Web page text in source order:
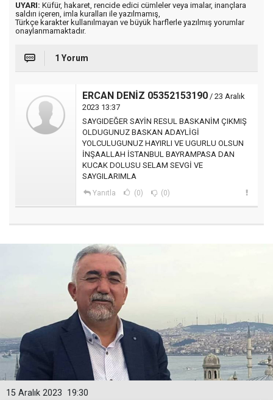
UYARI: Küfür, hakaret, rencide edici cümleler veya imalar, inançlara
saldırı içeren, imla kuralları ile yazılmamış,
Türkçe karakter kullanılmayan ve büyük harflerle yazılmış yorumlar
onaylanmamaktadır.
1 Yorum
ERCAN DENİZ 05352153190 / 23 Aralık
2023 13:37
SAYGIDEĞER SAYİN RESUL BASKANİM ÇIKMIŞ
OLDUGUNUZ BASKAN ADAYLİGİ
YOLCULUGUNUZ HAYIRLI VE UGURLU OLSUN
İNŞAALLAH İSTANBUL BAYRAMPASA DAN
KUCAK DOLUSU SELAM SEVGİ VE
SAYGILARIMLA
Yanıtla (0) (0)
19:30
15 Aralık 2023